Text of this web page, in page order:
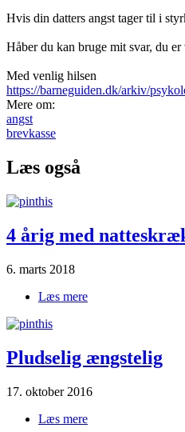
Hvis din datters angst tager til i
Håber du kan bruge mit svar, du
Med venlig hilsen
https://barneguiden.dk/arkiv/
Mere om:
angst
brevkasse
Læs også
4 årig med
6. marts 2018
Læs mere
Pludselig ængstelig
17. oktober 2016
Læs mere